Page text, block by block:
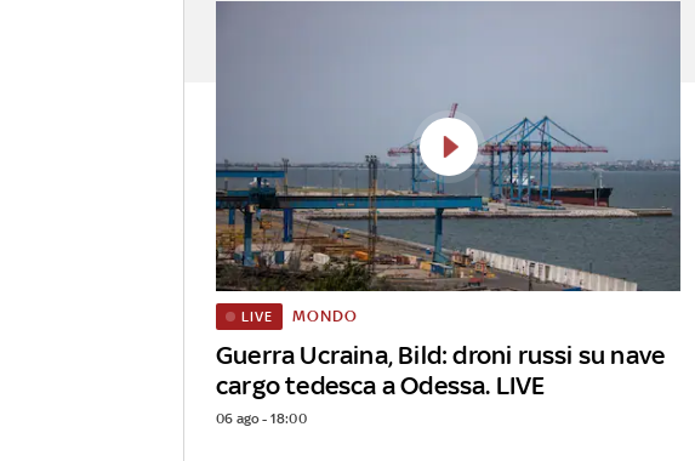
Guerra Ucraina, Bild: droni russi su nave
cargo tedesca a Odessa. LIVE
LIVE MONDO
06 ago - 18:00